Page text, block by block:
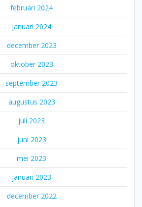
februari 2024
januari 2024
december 2023
oktober 2023
september 2023
augustus 2023
juli 2023
juni 2023
mei 2023
januari 2023
december 2022